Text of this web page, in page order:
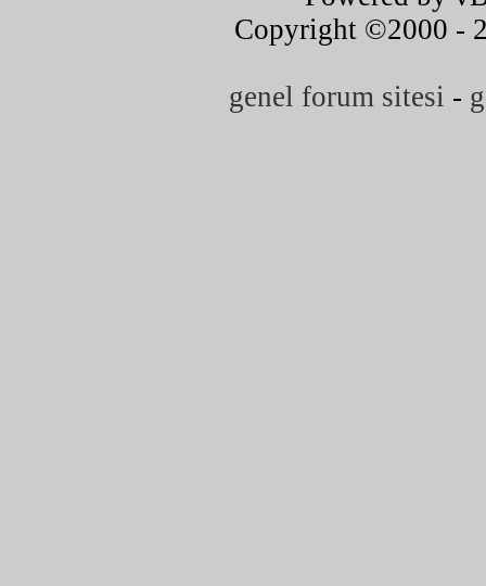
Copyright ©2000 -
genel forum sitesi -